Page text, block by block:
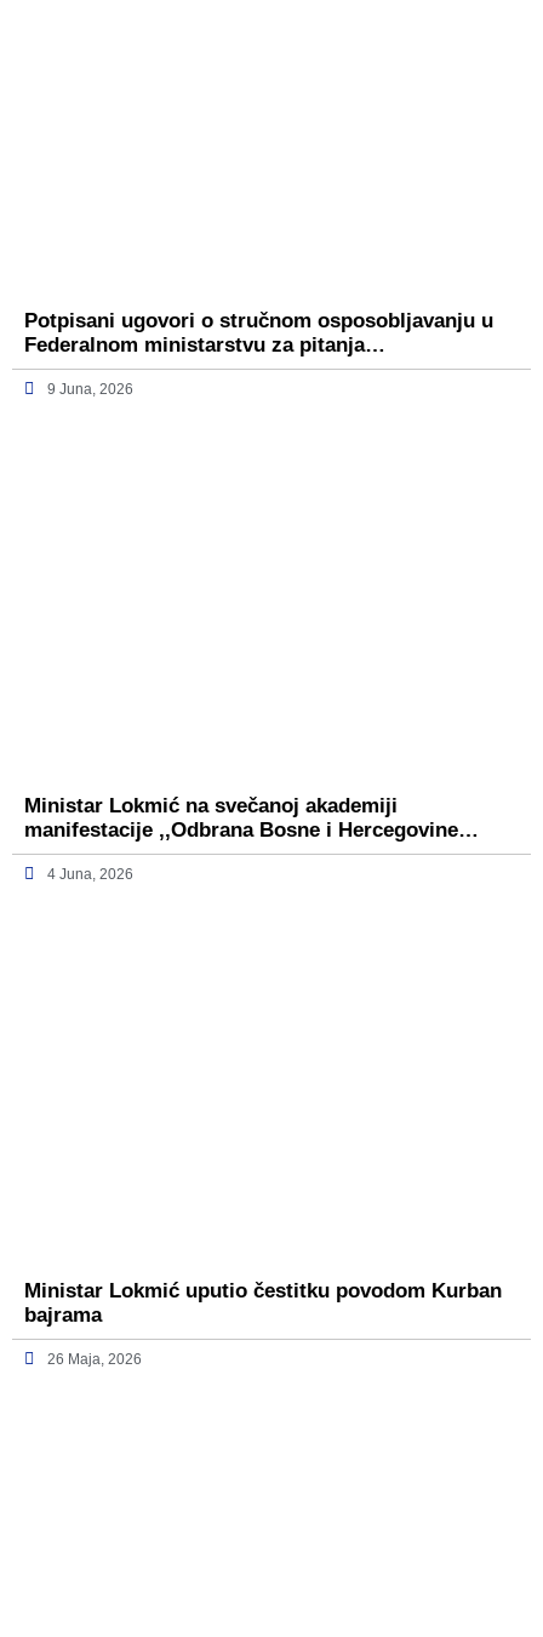
Potpisani ugovori o stručnom osposobljavanju u
Federalnom ministarstvu za pitanja…
9 Juna, 2026
Ministar Lokmić na svečanoj akademiji
manifestacije ,,Odbrana Bosne i Hercegovine…
4 Juna, 2026
Ministar Lokmić uputio čestitku povodom Kurban
bajrama
26 Maja, 2026